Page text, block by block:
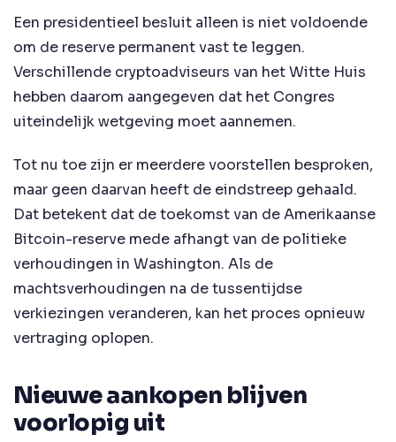
Een presidentieel besluit alleen is niet voldoende
om de reserve permanent vast te leggen.
Verschillende cryptoadviseurs van het Witte Huis
hebben daarom aangegeven dat het Congres
uiteindelijk wetgeving moet aannemen.
Tot nu toe zijn er meerdere voorstellen besproken,
maar geen daarvan heeft de eindstreep gehaald.
Dat betekent dat de toekomst van de Amerikaanse
Bitcoin-reserve mede afhangt van de politieke
verhoudingen in Washington. Als de
machtsverhoudingen na de tussentijdse
verkiezingen veranderen, kan het proces opnieuw
vertraging oplopen.
Nieuwe aankopen blijven
voorlopig uit